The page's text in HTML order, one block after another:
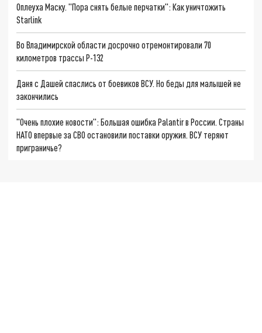
Оплеуха Маску. "Пора снять белые перчатки": Как уничтожить
Starlink
Во Владимирской области досрочно отремонтировали 70
километров трассы Р-132
Даня с Дашей спаслись от боевиков ВСУ. Но беды для малышей не
закончились
"Очень плохие новости": Большая ошибка Palantir в России. Страны
НАТО впервые за СВО остановили поставки оружия. ВСУ теряют
приграничье?